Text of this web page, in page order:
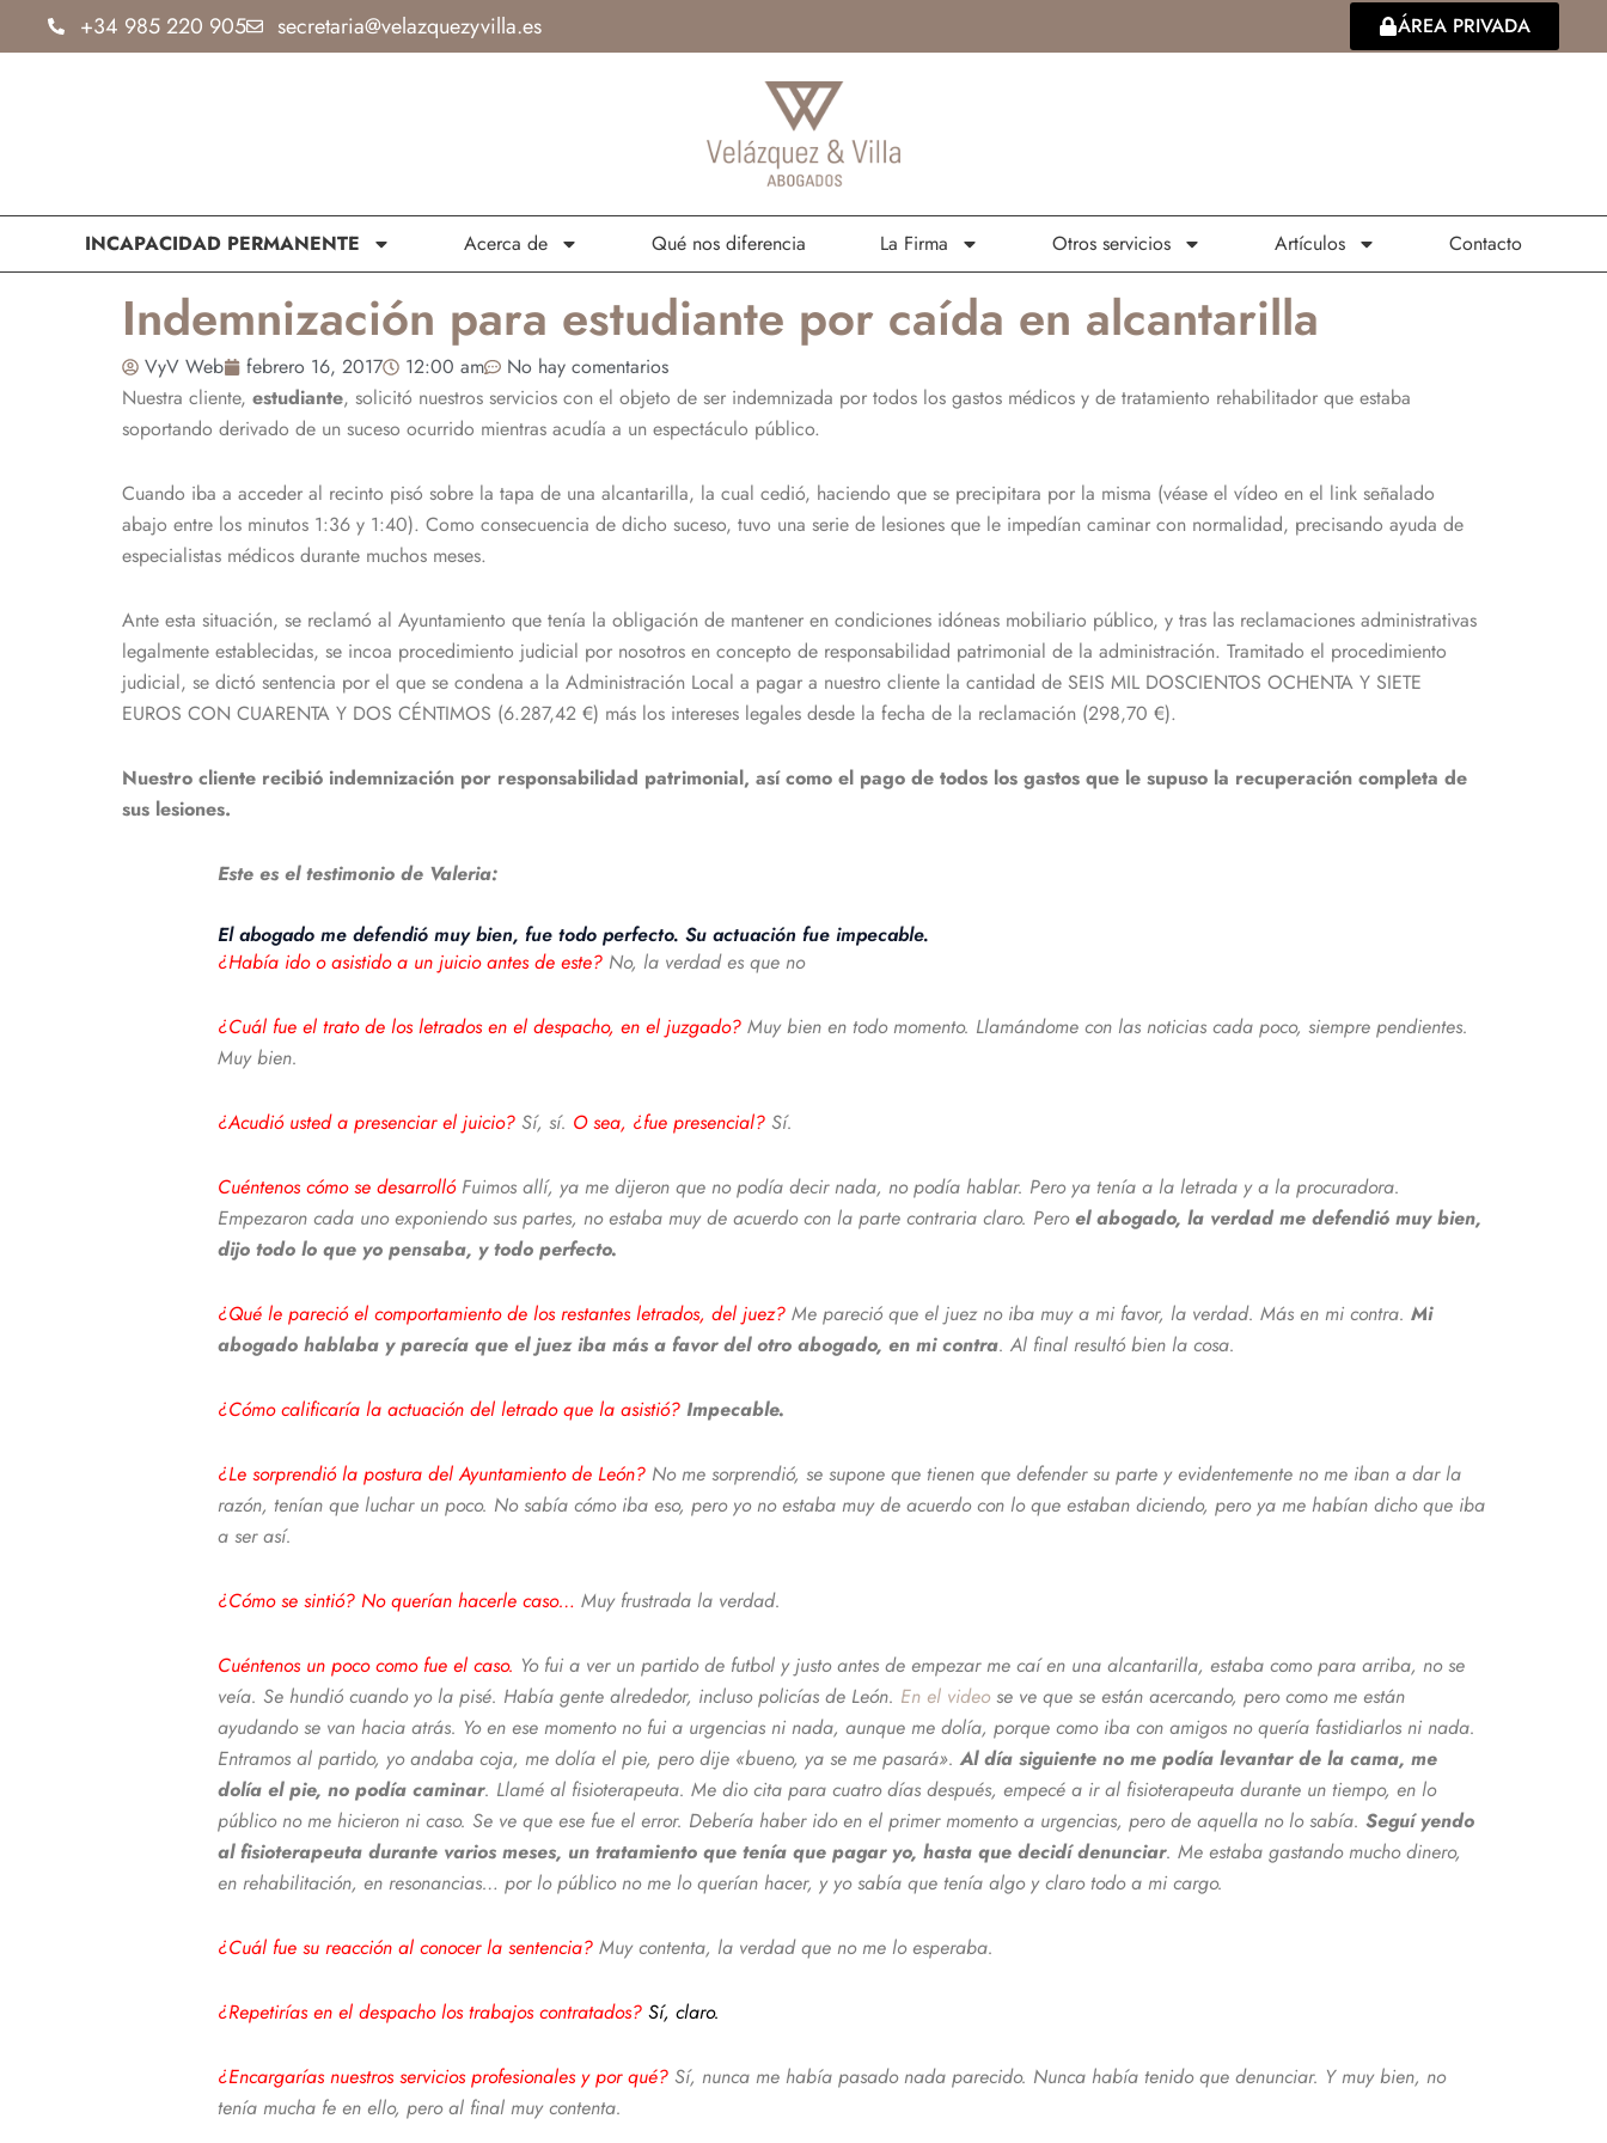
+34 985 220 905 secretaria@velazquezyvilla.es ÁREA PRIVADA
INCAPACIDAD PERMANENTE Acerca de Qué nos diferencia La Firma Otros servicios Artículos Contacto
Indemnización para estudiante por caída en alcantarilla
VyV Web febrero 16, 2017 12:00 am
No hay comentarios
Nuestra cliente, estudiante, solicitó nuestros servicios con el objeto de ser indemnizada por todos los gastos médicos y de tratamiento rehabilitador que estaba
soportando derivado de un suceso ocurrido mientras acudía a un espectáculo público.
Cuando iba a acceder al recinto pisó sobre la tapa de una alcantarilla, la cual cedió, haciendo que se precipitara por la misma (véase el vídeo en el link señalado
abajo entre los minutos 1:36 y 1:40). Como consecuencia de dicho suceso, tuvo una serie de lesiones que le impedían caminar con normalidad, precisando ayuda de
especialistas médicos durante muchos meses.
Ante esta situación, se reclamó al Ayuntamiento que tenía la obligación de mantener en condiciones idóneas mobiliario público, y tras las reclamaciones administrativas
legalmente establecidas, se incoa procedimiento judicial por nosotros en concepto de responsabilidad patrimonial de la administración. Tramitado el procedimiento
judicial, se dictó sentencia por el que se condena a la Administración Local a pagar a nuestro cliente la cantidad de SEIS MIL DOSCIENTOS OCHENTA Y SIETE
EUROS CON CUARENTA Y DOS CÉNTIMOS (6.287,42 €) más los intereses legales desde la fecha de la reclamación (298,70 €).
Nuestro cliente recibió indemnización por responsabilidad patrimonial, así como el pago de todos los gastos que le supuso la recuperación completa de
sus lesiones.
Este es el testimonio de Valeria:
El abogado me defendió muy bien, fue todo perfecto. Su actuación fue impecable.
¿Había ido o asistido a un juicio antes de este? No, la verdad es que no
¿Cuál fue el trato de los letrados en el despacho, en el juzgado? Muy bien en todo momento. Llamándome con las noticias cada poco, siempre pendientes.
Muy bien.
¿Acudió usted a presenciar el juicio? Sí, sí. O sea, ¿fue presencial? Sí.
Cuéntenos cómo se desarrolló Fuimos allí, ya me dijeron que no podía decir nada, no podía hablar. Pero ya tenía a la letrada y a la procuradora.
Empezaron cada uno exponiendo sus partes, no estaba muy de acuerdo con la parte contraria claro. Peroel abogado, la verdad me defendió muy bien,
dijo todo lo que yo pensaba, y todo perfecto.
¿Qué le pareció el comportamiento de los restantes letrados, del juez? Me pareció que el juez no iba muy a mi favor, la verdad. Más en mi contra. Mi
abogado hablaba y parecía que el juez iba más a favor del otro abogado, en mi contra. Al final resultó bien la cosa.
¿Cómo calificaría la actuación del letrado que la asistió? Impecable.
¿Le sorprendió la postura del Ayuntamiento de León? No me sorprendió, se supone que tienen que defender su parte y evidentemente no me iban a dar la
razón, tenían que luchar un poco. No sabía cómo iba eso, pero yo no estaba muy de acuerdo con lo que estaban diciendo, pero ya me habían dicho que iba
a ser así.
¿Cómo se sintió? No querían hacerle caso… Muy frustrada la verdad.
Cuéntenos un poco como fue el caso. Yo fui a ver un partido de futbol y justo antes de empezar me caí en una alcantarilla, estaba como para arriba, no se
veía. Se hundió cuando yo la pisé. Había gente alrededor, incluso policías de León. En el video se ve que se están acercando, pero como me están
ayudando se van hacia atrás. Yo en ese momento no fui a urgencias ni nada, aunque me dolía, porque como iba con amigos no quería fastidiarlos ni nada.
Entramos al partido, yo andaba coja, me dolía el pie, pero dije «bueno, ya se me pasará».Al día siguiente no me podía levantar de la cama, me
dolía el pie, no podía caminar. Llamé al fisioterapeuta. Me dio cita para cuatro días después, empecé a ir al fisioterapeuta durante un tiempo, en lo
público no me hicieron ni caso. Se ve que ese fue el error. Debería haber ido en el primer momento a urgencias, pero de aquella no lo sabía. Seguí yendo
al fisioterapeuta durante varios meses, un tratamiento que tenía que pagar yo, hasta que decidí denunciar. Me estaba gastando mucho dinero,
en rehabilitación, en resonancias… por lo público no me lo querían hacer, y yo sabía que tenía algo y claro todo a mi cargo.
¿Cuál fue su reacción al conocer la sentencia? Muy contenta, la verdad que no me lo esperaba.
¿Repetirías en el despacho los trabajos contratados? Sí, claro.
¿Encargarías nuestros servicios profesionales y por qué? Sí, nunca me había pasado nada parecido. Nunca había tenido que denunciar. Y muy bien, no
tenía mucha fe en ello, pero al final muy contenta.